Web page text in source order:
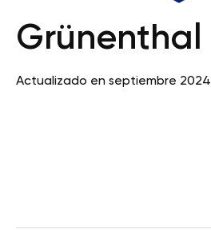
Grünenthal
Actualizado en septiembre 2024